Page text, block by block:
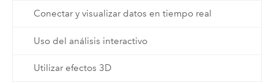
Conectar y visualizar datos en tiempo real
Uso del análisis interactivo
Utilizar efectos 3D